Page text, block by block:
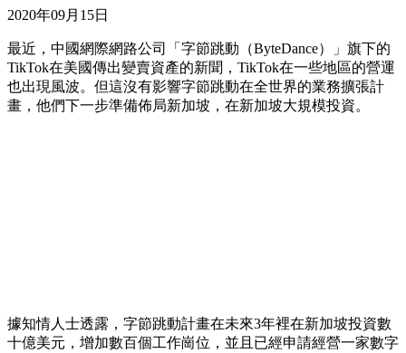
2020年09月15日
最近，中國網際網路公司「字節跳動（ByteDance）」旗下的
TikTok在美國傳出變賣資產的新聞，TikTok在一些地區的營運
也出現風波。但這沒有影響字節跳動在全世界的業務擴張計
畫，他們下一步準備佈局新加坡，在新加坡大規模投資。
據知情人士透露，字節跳動計畫在未來3年裡在新加坡投資數
十億美元，增加數百個工作崗位，並且已經申請經營一家數字